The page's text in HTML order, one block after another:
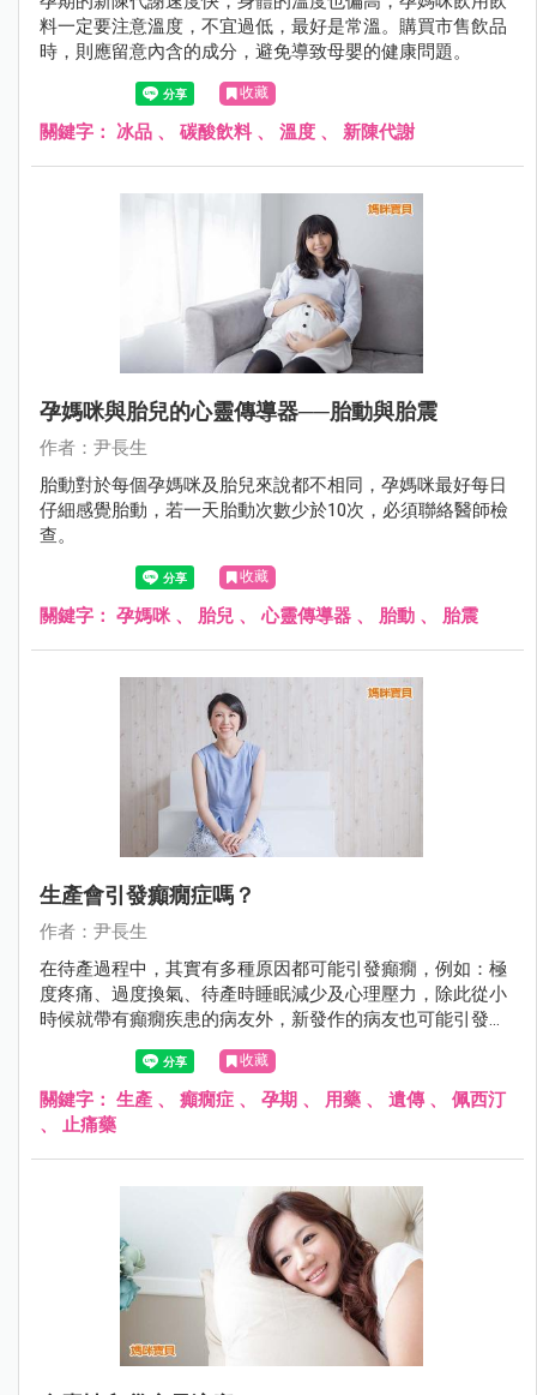
料一定要注意溫度，不宜過低，最好是常溫。購買市售飲品
時，則應留意內含的成分，避免導致母嬰的健康問題。
收藏
關鍵字： 冰品 、 碳酸飲料 、 溫度 、 新陳代謝
孕媽咪與胎兒的心靈傳導器──胎動與胎震
作者：尹長生
胎動對於每個孕媽咪及胎兒來說都不相同，孕媽咪最好每日
仔細感覺胎動，若一天胎動次數少於10次，必須聯絡醫師檢
查。
收藏
關鍵字： 孕媽咪、 胎兒 、心靈傳導器 、 胎動 、 胎震
生產會引發癲癇症嗎？
作者：尹長生
在待產過程中，其實有多種原因都可能引發癲癇，例如：極
度疼痛、過度換氣、待產時睡眠減少及心理壓力，除此從小
時候就帶有癲癇疾患的病友外，新發作的病友也可能引發癲
收藏
關鍵字： 生產 、 癲癇症 、 孕期 、 用藥 、 遺傳、 佩西汀
、 止痛藥